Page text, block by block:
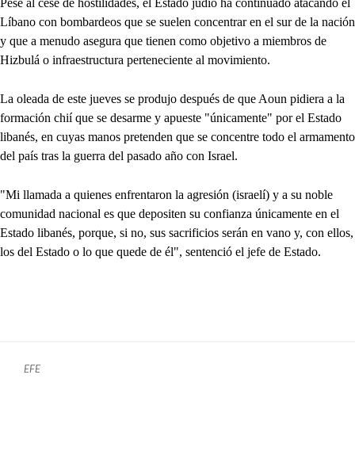
Pese al cese de hostilidades, el Estado judío ha continuado atacando el
Líbano con bombardeos que se suelen concentrar en el sur de la nación
y que a menudo asegura que tienen como objetivo a miembros de
Hizbulá o infraestructura perteneciente al movimiento.
La oleada de este jueves se produjo después de que Aoun pidiera a la
formación chií que se desarme y apueste "únicamente" por el Estado
libanés, en cuyas manos pretenden que se concentre todo el armamento
del país tras la guerra del pasado año con Israel.
"Mi llamada a quienes enfrentaron la agresión (israelí) y a su noble
comunidad nacional es que depositen su confianza únicamente en el
Estado libanés, porque, si no, sus sacrificios serán en vano y, con ellos,
los del Estado o lo que quede de él", sentenció el jefe de Estado.
EFE